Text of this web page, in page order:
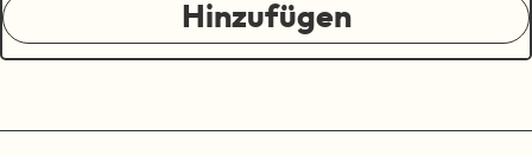
Hinzufügen